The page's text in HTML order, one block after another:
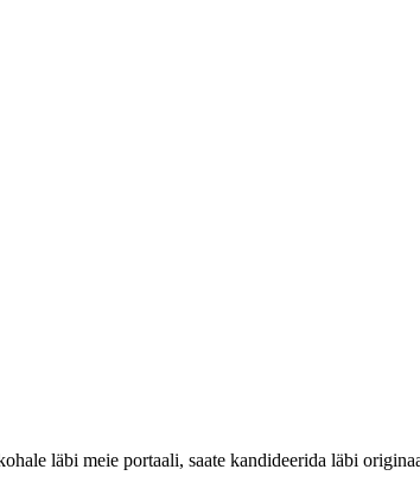
läbi meie portaali, saate kandideerida läbi